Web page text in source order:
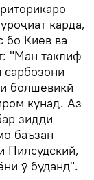
карда,
бо Киев ва
"Ман таклиф
сарбозони
болшевикӣ
кунад. Аз
зидди
баъзан
Пилсудский,
ӯ буданд".